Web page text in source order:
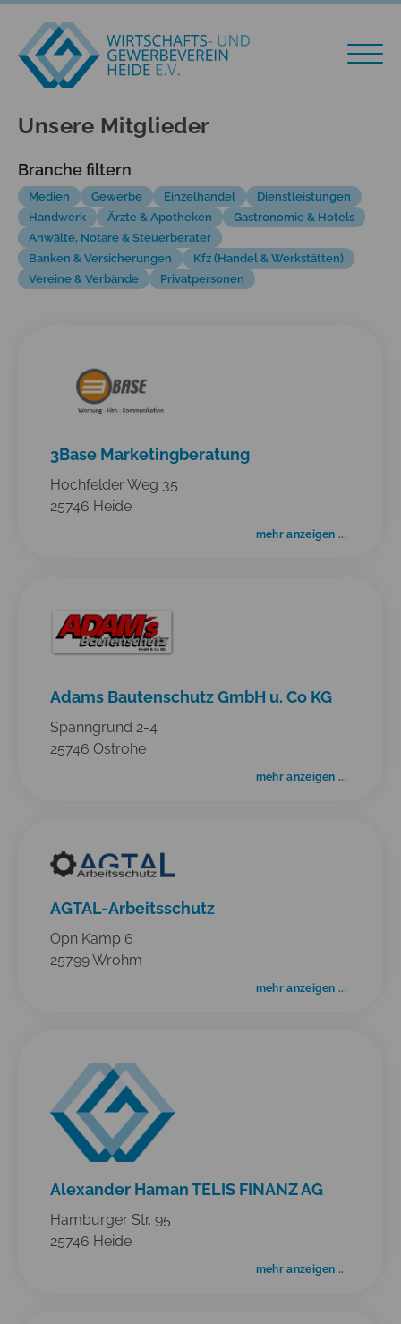
Unsere Mitglieder
Branche filtern
Medien Gewerbe Einzelhandel
Dienstleistungen
Handwerk
Ärzte & Apotheken
Gastronomie & Hotels
Anwälte, Notare & Steuerberater
Banken & Versicherungen
Kfz (Handel & Werkstätten)
Vereine & Verbände
Privatpersonen
3Base Marketingberatung
Hochfelder Weg 35
25746 Heide
mehr anzeigen ...
Adams Bautenschutz GmbH u. Co KG
Spanngrund 2-4
25746 Ostrohe
mehr anzeigen ...
AGTAL-Arbeitsschutz
Opn Kamp 6
25799 Wrohm
mehr anzeigen ...
Alexander Haman TELIS FINANZ AG
Hamburger Str. 95
25746 Heide
mehr anzeigen ...